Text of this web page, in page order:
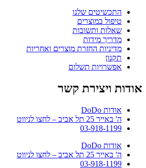
התכשיטים שלנו
טיפול במוצרים
שאלות ותשובות
מדריך מידות
מדיניות החזרת מוצרים ואחריות
תקנון
אפשרויות תשלום
אודות ויצירת קשר
אודות DoDo
ה' באייר 25 תל אביב – לחצו לניווט
03-918-1199
אודות DoDo
ה' באייר 25 תל אביב – לחצו לניווט
03-918-1199